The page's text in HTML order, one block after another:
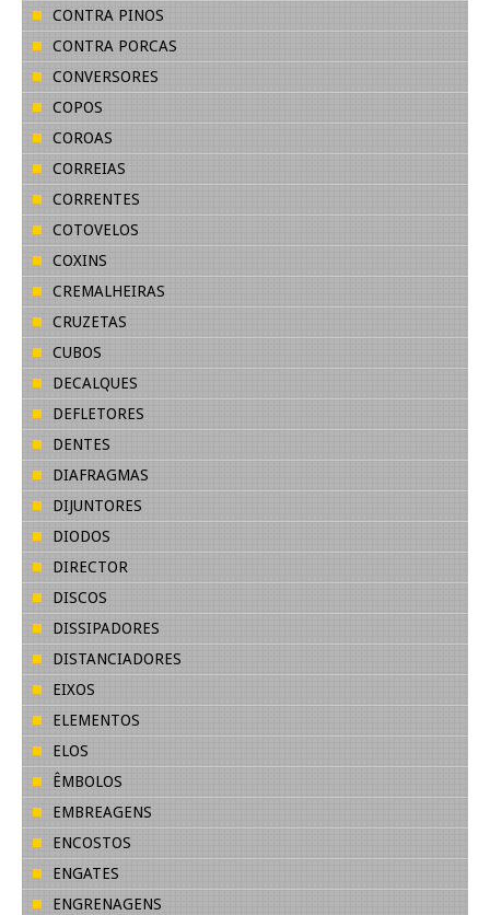
CONTRA PINOS
CONTRA PORCAS
CONVERSORES
COPOS
COROAS
CORREIAS
CORRENTES
COTOVELOS
COXINS
CREMALHEIRAS
CRUZETAS
CUBOS
DECALQUES
DEFLETORES
DENTES
DIAFRAGMAS
DIJUNTORES
DIODOS
DIRECTOR
DISCOS
DISSIPADORES
DISTANCIADORES
EIXOS
ELEMENTOS
ELOS
ÊMBOLOS
EMBREAGENS
ENCOSTOS
ENGATES
ENGRENAGENS